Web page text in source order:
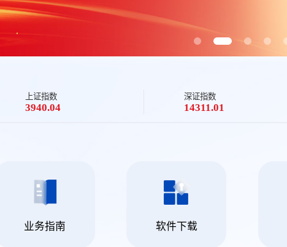
上证指数
3940.04
深证指数
14311.01
业务指南 软件下载